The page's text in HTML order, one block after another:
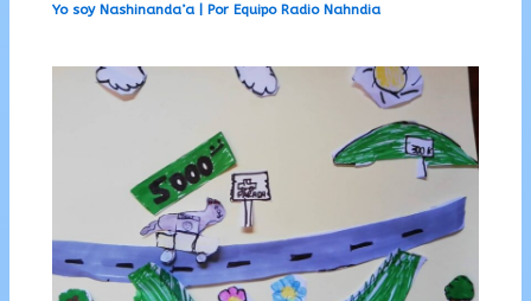
Yo soy Nashinanda’a | Por Equipo Radio Nahndia